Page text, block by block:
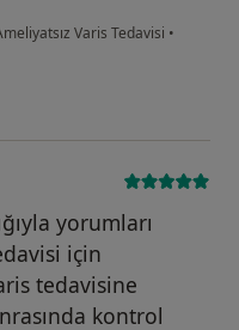
Varis Tedavisi •
yorumları
için
tedavisine
kontrol